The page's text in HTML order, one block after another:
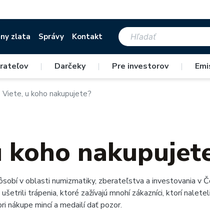
zlata Správy Kontakt
| Darčeky | Pre investorov |
Viete, u koho nakupujete?
koho
v oblasti numizmatiky, zberateľstva a investovania v
trápenia, ktoré zažívajú mnohí zákazníci, ktorí
nákupe mincí a medailí dať pozor.